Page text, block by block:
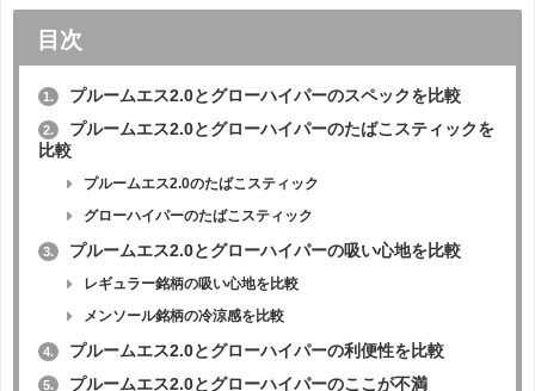
目次
1. プルームエス2.0とグローハイパーのスペックを比較
2.
プルームエス2.0とグローハイパーのたばこスティックを
比較
プルームエス2.0のたばこスティック
グローハイパーのたばこスティック
3. プルームエス2.0とグローハイパーの吸い心地を比較
レギュラー銘柄の吸い心地を比較
メンソール銘柄の冷涼感を比較
4. プルームエス2.0とグローハイパーの利便性を比較
5. プルームエス2.0とグローハイパーのここが不満